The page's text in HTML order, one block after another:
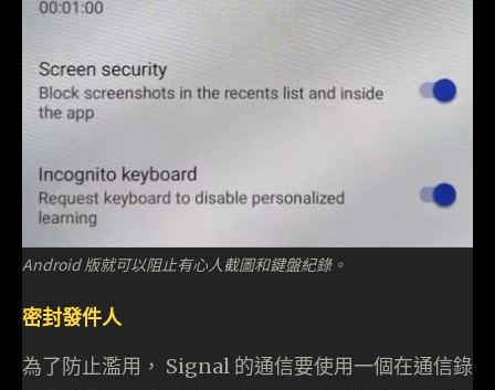
Android 版就可以阻止有心人截圖和鍵盤紀錄。
密封發件人
為了防止濫用， Signal 的通信要使用一個在通信錄